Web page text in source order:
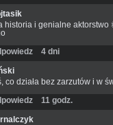
historia i genialne aktorstwo
4 dni
co działa bez zarzutów i w
11 godz.